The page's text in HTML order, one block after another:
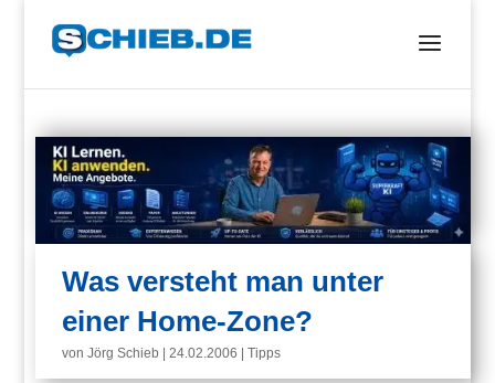
Was versteht man unter
einer Home-Zone?
vonJörg Schieb |24.02.2006 |Tipps